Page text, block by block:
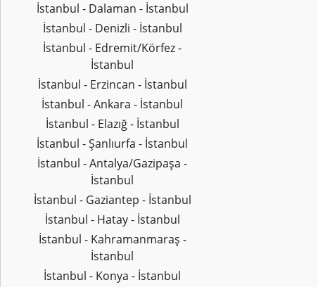
İstanbul - Dalaman - İstanbul
İstanbul - Denizli - İstanbul
İstanbul - Edremit/Körfez -
İstanbul
İstanbul - Erzincan - İstanbul
İstanbul - Ankara - İstanbul
İstanbul - Elazığ - İstanbul
İstanbul - Şanlıurfa - İstanbul
İstanbul - Antalya/Gazipaşa -
İstanbul
İstanbul - Gaziantep - İstanbul
İstanbul - Hatay - İstanbul
İstanbul - Kahramanmaraş -
İstanbul
İstanbul - Konya - İstanbul